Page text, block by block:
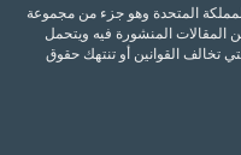
الحدث للآراء تأسس عام ٢٠١٧ في المملكة المتحدة وهو جزء من مجموعة
المقالات المنشورة فيه ويتحمل
تخالف القوانين أو تنتهك حقوق